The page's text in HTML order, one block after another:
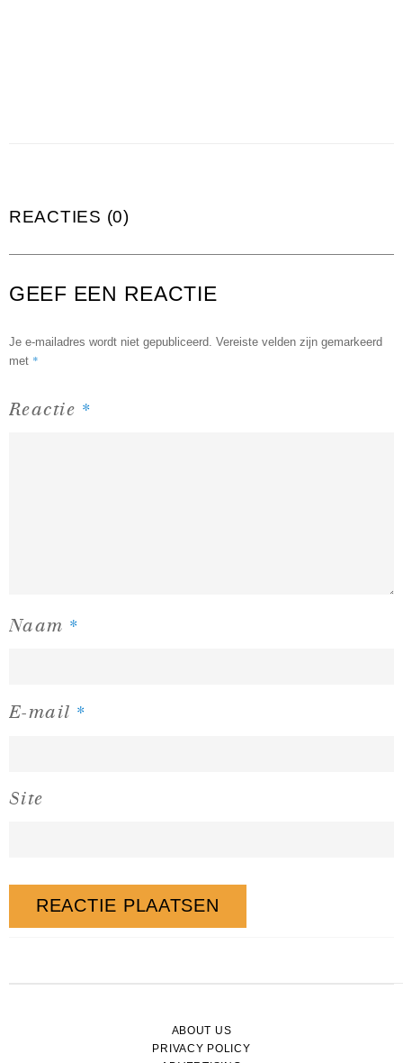
REACTIES (0)
GEEF EEN REACTIE
Je e-mailadres wordt niet gepubliceerd. Vereiste velden zijn gemarkeerd
met *
Reactie *
Naam *
E-mail *
Site
ABOUT US
PRIVACY POLICY